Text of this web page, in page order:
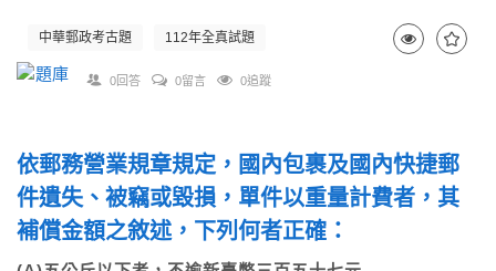
中華郵政考古題 112年全真試題
0回答 0留言 0追蹤
依郵務營業規章規定，國內包裹及國內快捷郵
件遺失、被竊或毀損，單件以重量計費者，其
補償金額之敘述，下列何者正確：